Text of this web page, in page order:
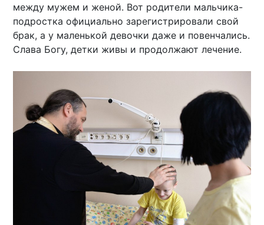
между мужем и женой. Вот родители мальчика-
подростка официально зарегистрировали свой
брак, а у маленькой девочки даже и повенчались.
Слава Богу, детки живы и продолжают лечение.